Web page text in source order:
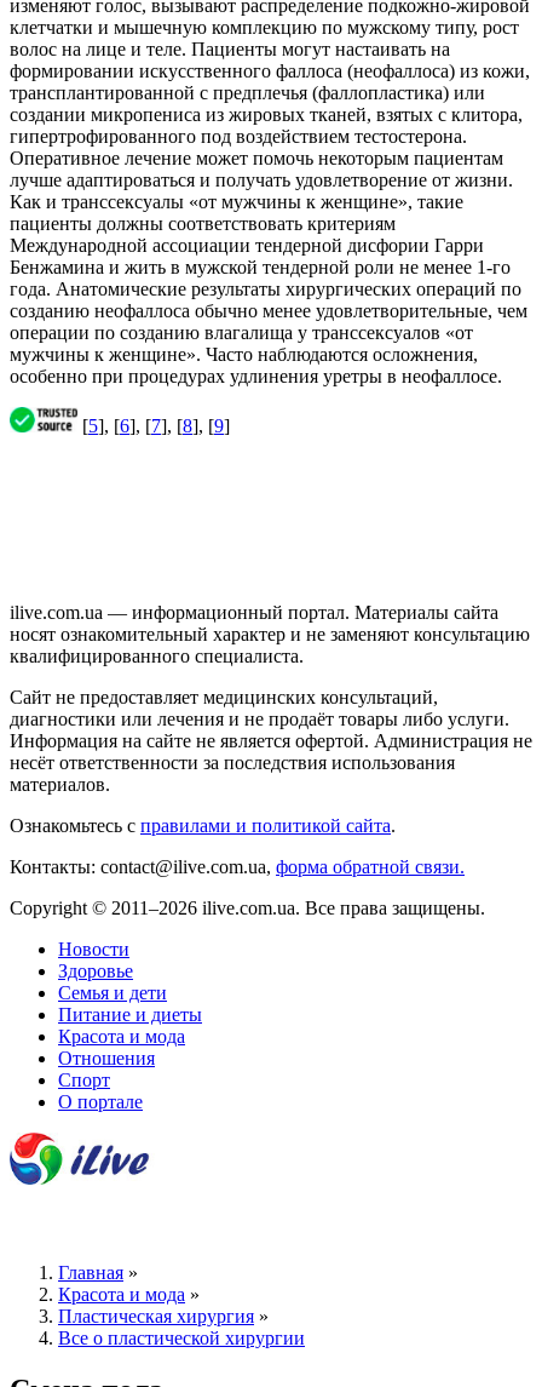
изменяют голос, вызывают распределение подкожно-жировой
клетчатки и мышечную комплекцию по мужскому типу, рост
волос на лице и теле. Пациенты могут настаивать на
формировании искусственного фаллоса (неофаллоса) из кожи,
трансплантированной с предплечья (фаллопластика) или
создании микропениса из жировых тканей, взятых с клитора,
гипертрофированного под воздействием тестостерона.
Оперативное лечение может помочь некоторым пациентам
лучше адаптироваться и получать удовлетворение от жизни.
Как и транссексуалы «от мужчины к женщине», такие
пациенты должны соответствовать критериям
Международной ассоциации тендерной дисфории Гарри
Бенжамина и жить в мужской тендерной роли не менее 1-го
года. Анатомические результаты хирургических операций по
созданию неофаллоса обычно менее удовлетворительные, чем
операции по созданию влагалища у транссексуалов «от
мужчины к женщине». Часто наблюдаются осложнения,
особенно при процедурах удлинения уретры в неофаллосе.
[5], [6], [7], [8], [9]
ilive.com.ua — информационный портал. Материалы сайта
носят ознакомительный характер и не заменяют консультацию
квалифицированного специалиста.
Сайт не предоставляет медицинских консультаций,
диагностики или лечения и не продаёт товары либо услуги.
Информация на сайте не является офертой. Администрация не
несёт ответственности за последствия использования
материалов.
Ознакомьтесь с правилами и политикой сайта.
Контакты: contact@ilive.com.ua, форма обратной связи.
Copyright © 2011–2026 ilive.com.ua. Все права защищены.
Новости
Здоровье
Семья и дети
Питание и диеты
Красота и мода
Отношения
Спорт
О портале
Главная »
Красота и мода »
Пластическая хирургия »
Все о пластической хирургии